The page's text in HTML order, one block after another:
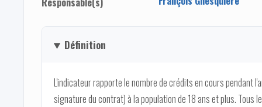
Définition
L'indicateur rapporte le nombre de crédits en cours pendant
signature du contrat) à la population de 18 ans et plus.